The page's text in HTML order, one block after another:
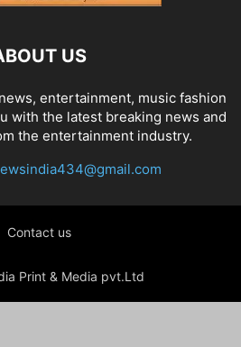
US
entertainment, music fashion
with the latest breaking news and
the entertainment industry.
Contact us
Print & Media pvt.Ltd